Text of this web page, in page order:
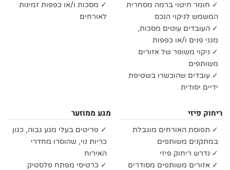
✓ חומר חיטוי ברמה מסחרית
המשמש לניקוי הנכס
✓ העובדים עוטים מסכות,
מגני פנים ו/או כפפות
✓ ניקוי משופר של אזורים
משותפים
✓ עובדים שהוכשרו בשטיפת
ידיים יסודית
✓ מסכות ו/או כפפות זמינות
לאורחים
ריחוק פיזי
✓ תפוסת האורחים מוגבלת
במתקנים משותפים
✓ נדרש ריחוק פיזי
✓ אזורים משותפים מסודרים
מגע ממוזער
✓ פריטים בעלי מגע גבוה, כגון
כריות נוי, שהוסרו מחדרי
האירוח
✓ כרטיסי מפתח פלסטיק